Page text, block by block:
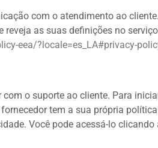
com o atendimento ao
as suas definições no
eea/?locale=es_LA#privacy-
o suporte ao cliente. Para
tem a sua própria
Você pode acessá-lo clicando